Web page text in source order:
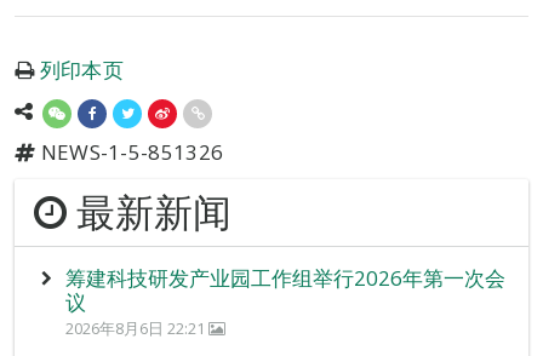
列印本页
NEWS-1-5-851326
最新新闻
筹建科技研发产业园工作组举行2026年第一次会
议
2026年8月6日 22:21